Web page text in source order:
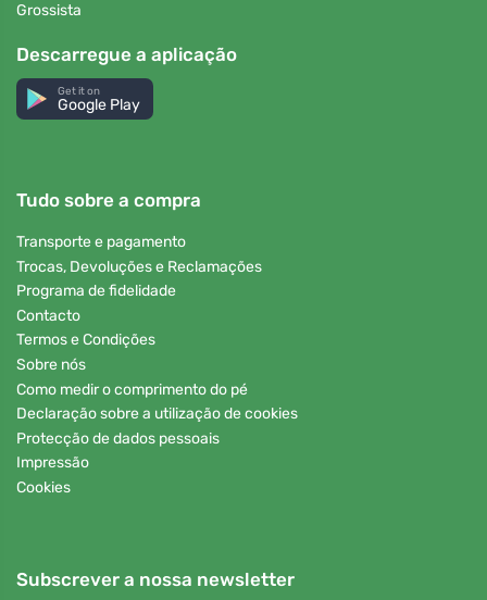
Grossista
Descarregue a aplicação
Get it on
Google Play
Tudo sobre a compra
Transporte e pagamento
Trocas, Devoluções e Reclamações
Programa de fidelidade
Contacto
Termos e Condições
Sobre nós
Como medir o comprimento do pé
Declaração sobre a utilização de cookies
Protecção de dados pessoais
Impressão
Cookies
Subscrever a nossa newsletter